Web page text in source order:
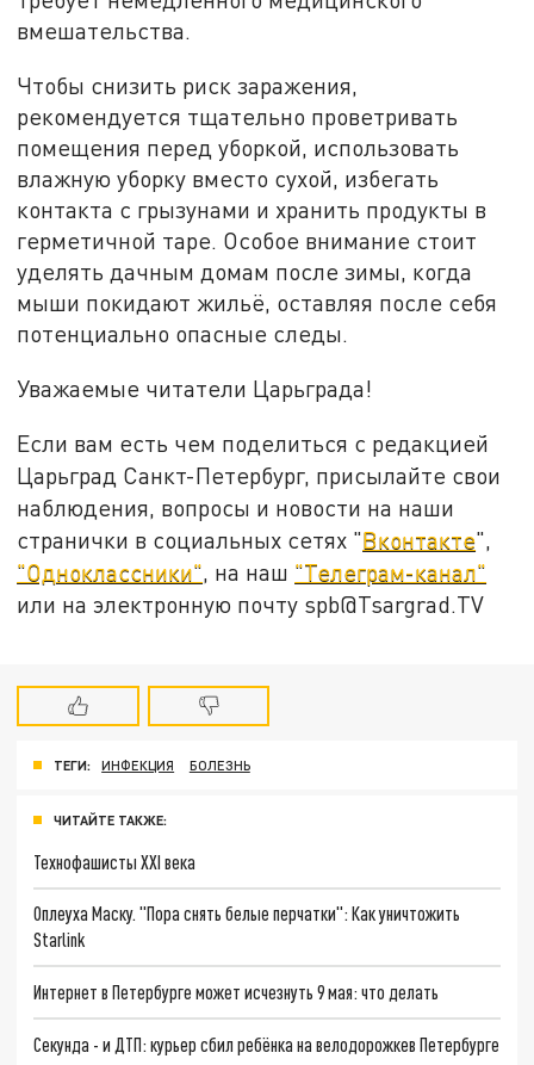
вмешательства.
Чтобы снизить риск заражения,
рекомендуется тщательно проветривать
помещения перед уборкой, использовать
влажную уборку вместо сухой, избегать
контакта с грызунами и хранить продукты в
герметичной таре. Особое внимание стоит
уделять дачным домам после зимы, когда
мыши покидают жильё, оставляя после себя
потенциально опасные следы.
Уважаемые читатели Царьграда!
Если вам есть чем поделиться с редакцией
Царьград Санкт-Петербург, присылайте свои
наблюдения, вопросы и новости на наши
странички в социальных сетях "Вконтакте",
"Одноклассники", на наш "Телеграм-канал"
или на электронную почту spb@Tsargrad.TV
ТЕГИ: ИНФЕКЦИЯ БОЛЕЗНЬ
ЧИТАЙТЕ ТАКЖЕ:
Технофашисты XXI века
Оплеуха Маску. "Пора снять белые перчатки": Как уничтожить
Starlink
Интернет в Петербурге может исчезнуть 9 мая: что делать
Секунда - и ДТП: курьер сбил ребёнка на велодорожкев Петербурге